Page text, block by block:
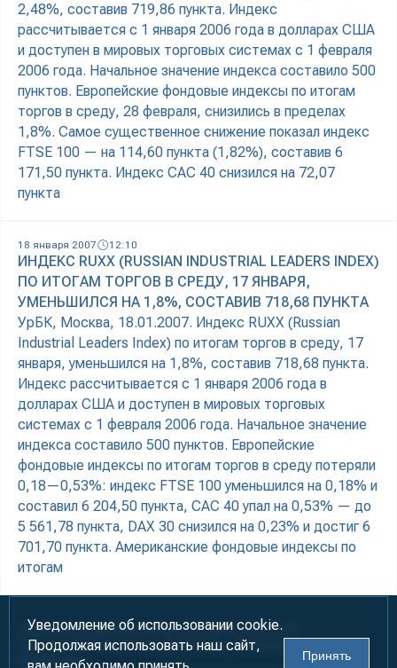
2,48%, составив 719,86 пункта. Индекс
рассчитывается с 1 января 2006 года в долларах США
и доступен в мировых торговых системах с 1 февраля
2006 года. Начальное значение индекса составило 500
пунктов. Европейские фондовые индексы по итогам
торгов в среду, 28 февраля, снизились в пределах
1,8%. Самое существенное снижение показал индекс
FTSE 100 — на 114,60 пункта (1,82%), составив 6
171,50 пункта. Индекс CAC 40 снизился на 72,07
пункта
18 января 2007 12:10
ИНДЕКС RUXX (RUSSIAN INDUSTRIAL LEADERS INDEX)
ПО ИТОГАМ ТОРГОВ В СРЕДУ, 17 ЯНВАРЯ,
УМЕНЬШИЛСЯ НА 1,8%, СОСТАВИВ 718,68 ПУНКТА
УрБК, Москва, 18.01.2007. Индекс RUXX (Russian
Industrial Leaders Index) по итогам торгов в среду, 17
января, уменьшился на 1,8%, составив 718,68 пункта.
Индекс рассчитывается с 1 января 2006 года в
долларах США и доступен в мировых торговых
системах с 1 февраля 2006 года. Начальное значение
индекса составило 500 пунктов. Европейские
фондовые индексы по итогам торгов в среду потеряли
0,18—0,53%: индекс FTSE 100 уменьшился на 0,18% и
составил 6 204,50 пункта, CAC 40 упал на 0,53% — до
5 561,78 пункта, DAX 30 снизился на 0,23% и достиг 6
701,70 пункта. Американские фондовые индексы по
итогам
Информация предназначена для лиц старше 18 лет (18+)
При использовании материалов ссылка на «УралБизнесКонсалтинг»
Уведомление об использовании cookie.
Продолжая использовать наш сайт,
Принять